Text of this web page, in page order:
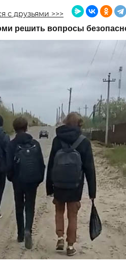
с друзьями >>>
решить вопросы